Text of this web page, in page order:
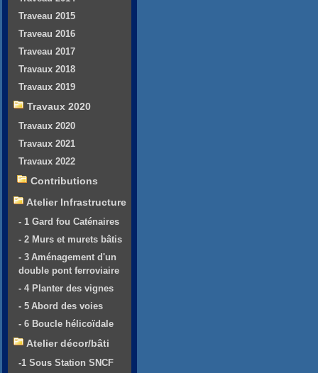
Traveau 2015
Traveau 2016
Traveau 2017
Travaux 2018
Travaux 2019
Travaux 2020
Travaux 2020
Travaux 2021
Travaux 2022
Contributions
Atelier Infrastructure
- 1 Gard fou Caténaires
- 2 Murs et murets bâtis
- 3 Aménagement d'un
double pont ferroviaire
- 4 Planter des vignes
- 5 Abord des voies
- 6 Boucle hélicoïdale
Atelier décor/bâti
-1 Sous Station SNCF